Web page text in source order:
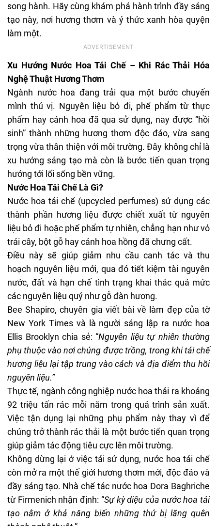
song hành. Hãy cùng khám phá hành trình đầy sáng
tạo này, nơi hương thơm và ý thức xanh hòa quyện
làm một.
Xu Hướng Nước Hoa Tái Chế – Khi Rác Thải Hóa
Nghệ Thuật Hương Thơm
Ngành nước hoa đang trải qua một bước chuyển
mình thú vị. Nguyên liệu bỏ đi, phế phẩm từ thực
phẩm hay cánh hoa đã qua sử dụng, nay được “hồi
sinh” thành những hương thơm độc đáo, vừa sang
trọng vừa thân thiện với môi trường. Đây không chỉ là
xu hướng sáng tạo mà còn là bước tiến quan trọng
hướng tới lối sống bền vững.
Nước Hoa Tái Chế Là Gì?
Nước hoa tái chế (upcycled perfumes) sử dụng các
thành phần hương liệu được chiết xuất từ nguyên
liệu bỏ đi hoặc phế phẩm tự nhiên, chẳng hạn như vỏ
trái cây, bột gỗ hay cánh hoa hồng đã chưng cất.
Điều này sẽ giúp giảm nhu cầu canh tác và thu
hoạch nguyên liệu mới, qua đó tiết kiệm tài nguyên
nước, đất và hạn chế tình trạng khai thác quá mức
các nguyên liệu quý như gỗ đàn hương.
Bee Shapiro, chuyên gia viết bài về làm đẹp của tờ
New York Times và là người sáng lập ra nước hoa
Ellis Brooklyn chia sẻ: “Nguyên liệu tự nhiên thường
phụ thuộc vào nơi chúng được trồng, trong khi tái chế
hương liệu lại tập trung vào cách và địa điểm thu hồi
nguyên liệu.”
Thực tế, ngành công nghiệp nước hoa thải ra khoảng
92 triệu tấn rác mỗi năm trong quá trình sản xuất.
Việc tận dụng lại những phụ phẩm này thay vì để
chúng trở thành rác thải là một bước tiến quan trọng
giúp giảm tác động tiêu cực lên môi trường.
Không dừng lại ở việc tái sử dụng, nước hoa tái chế
còn mở ra một thế giới hương thơm mới, độc đáo và
đầy sáng tạo. Nhà chế tác nước hoa Dora Baghriche
từ Firmenich nhận định: “Sự kỳ diệu của nước hoa tái
tạo nằm ở khả năng biến những thứ bị lãng quên